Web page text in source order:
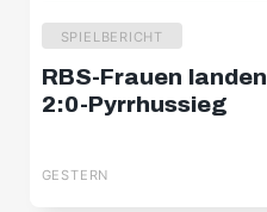
SPIELBERICHT
RBS-Frauen landen
2:0-Pyrrhussieg
GESTERN